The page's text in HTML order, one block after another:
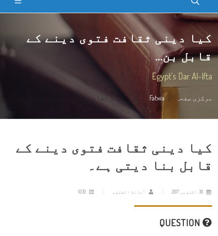
کیا دینی ثقافت فتوی دینے کے
قابل بن...
Egypt's Dar Al-Ifta
مرکزی صفحہ Fatwa کیا دینی ثقافت فتوی دینے کے قابل بن...
کیا دینی ثقافت فتوی دینے کے
قابل بنا دیتی ہے۔
أمانة الفتوى